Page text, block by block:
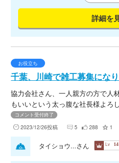
詳細を
お役立ち
千葉、川崎で雑工募集になり
協力会社さん、一人親方の方で人
もいいという太っ腹な社長様よろ
は千葉か川崎のプラントでボルト
手伝い等の作業になります！長期
インボイス有(税別)インボイス無(
す！県外から来てもらえる方アパ
かけてくださいね！よろしくお願い
コメント受付終了
2023/12/26投稿 5 288 1
タイショウ...さん Lv 14